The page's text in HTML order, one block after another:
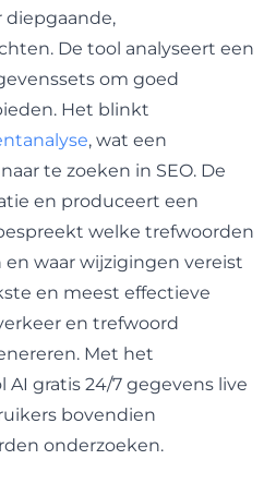
diepgaande,
De tool analyseert een
om goed
Het blinkt
, wat een
te zoeken in SEO. De
en produceert een
welke trefwoorden
waar wijzigingen vereist
en meest effectieve
en trefwoord
Met het
gratis 24/7 gegevens live
bovendien
onderzoeken.